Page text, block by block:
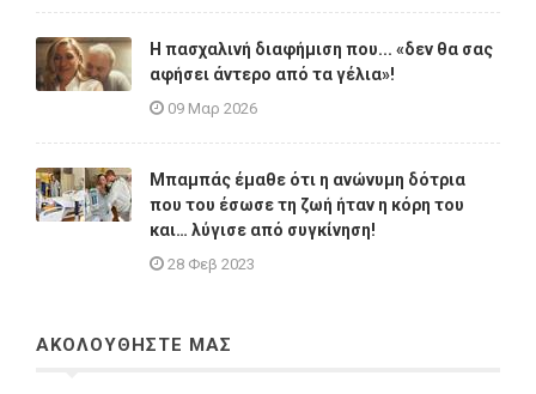
Η πασχαλινή διαφήμιση που... «δεν θα σας
αφήσει άντερο από τα γέλια»!
09 Μαρ 2026
Μπαμπάς έμαθε ότι η ανώνυμη δότρια
που του έσωσε τη ζωή ήταν η κόρη του
και… λύγισε από συγκίνηση!
28 Φεβ 2023
ΑΚΟΛΟΥΘΗΣΤΕ ΜΑΣ